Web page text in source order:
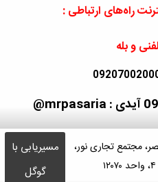
راه‌های ارتباطی :
و بله
آیدی : mrpasaria@
مجتمع تجاری نور،
مسیریابی با
گوگل